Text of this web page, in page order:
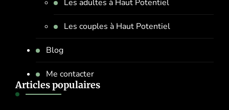
Les adultes à Haut Potentiel
Les couples à Haut Potentiel
Blog
Me contacter
Articles populaires